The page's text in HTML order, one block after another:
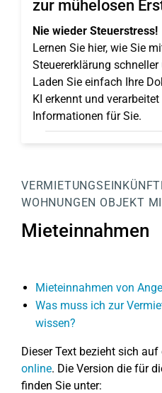
zur mühelosen
Nie wieder Steuerstress!
Lernen Sie hier, wie Sie
Steuererklärung
Laden Sie einfach Ihre
KI erkennt und
Informationen für Sie.
WOHNUNGEN OBJEKT
Mieteinnahmen
Mieteinnahmen von
Was muss ich zur
wissen?
Dieser Text bezieht sich auf
online. Die Version die für
finden Sie unter: